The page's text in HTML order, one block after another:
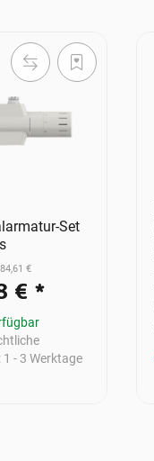
Set
€
€ *
1 - 3 Werktage